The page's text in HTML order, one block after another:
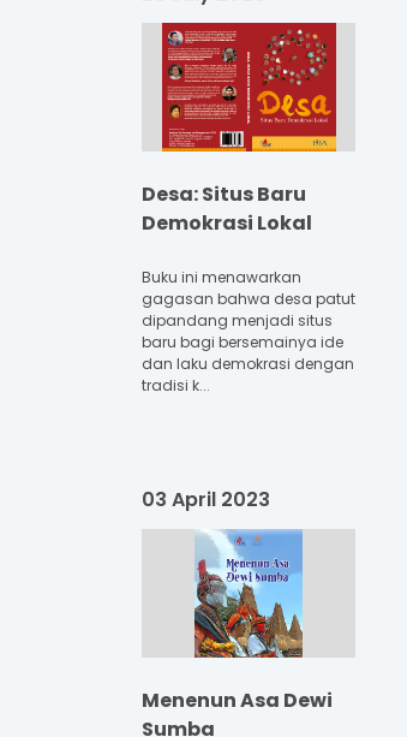
Desa: Situs Baru
Demokrasi Lokal
Buku ini menawarkan
gagasan bahwa desa patut
dipandang menjadi situs
baru bagi bersemainya ide
dan laku demokrasi dengan
tradisi k...
03 April 2023
Menenun Asa Dewi
Sumba